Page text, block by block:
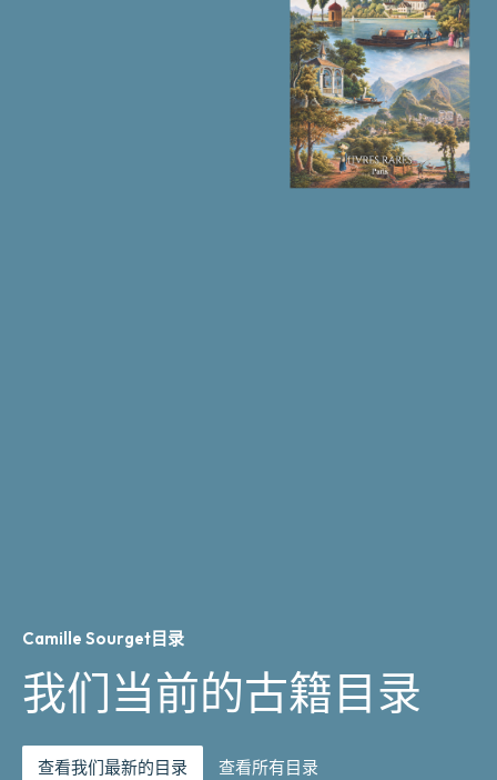
Camille Sourget目录
我们当前的古籍目录
查看我们最新的目录 查看所有目录